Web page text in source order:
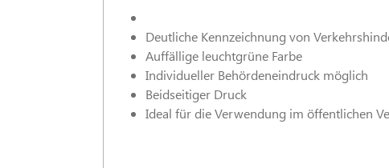
Deutliche Kennzeichnung von
Auffällige leuchtgrüne Farbe
Individueller Behördeneindruck möglich
Beidseitiger Druck
Ideal für die Verwendung im öffentlichen